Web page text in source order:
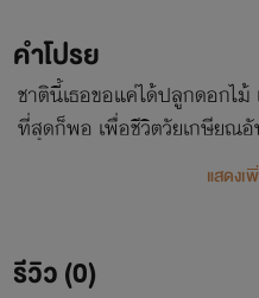
คำโปรย
ชาตินี้เธอขอแค่ได้ปลูกดอกไ
ที่สุดก็พอ เพื่อชีวิตวัยเกษียณ
แสดงเ
รีวิว (0)